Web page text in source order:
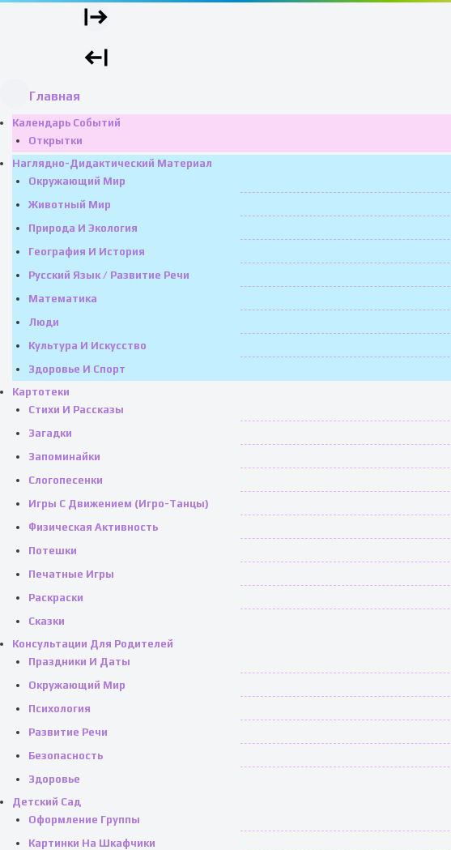
Главная
Календарь Событий
Открытки
Наглядно-Дидактический Материал
Окружающий Мир
Животный Мир
Природа И Экология
География И История
Русский Язык / Развитие Речи
Математика
Люди
Культура И Искусство
Здоровье И Спорт
Картотеки
Стихи И Рассказы
Загадки
Запоминайки
Слогопесенки
Игры С Движением (игро-Танцы)
Физическая Активность
Потешки
Печатные Игры
Раскраски
Сказки
Консультации Для Родителей
Праздники И Даты
Окружающий Мир
Психология
Развитие Речи
Безопасность
Здоровье
Детский Сад
Оформление Группы
Картинки На Шкафчики